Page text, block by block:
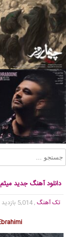
دانلود آهنگ جدید
تک آهنگ , 5,014 بازدید